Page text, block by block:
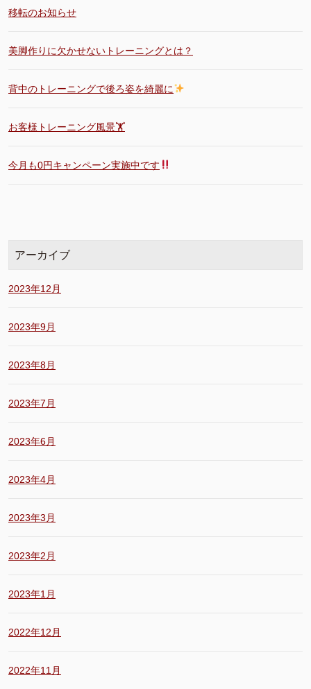
移転のお知らせ
美脚作りに欠かせないトレーニングとは？
背中のトレーニングで後ろ姿を綺麗に
お客様トレーニング風景🏋️
今月も0円キャンペーン実施中です
アーカイブ
2023年12月
2023年9月
2023年8月
2023年7月
2023年6月
2023年4月
2023年3月
2023年2月
2023年1月
2022年12月
2022年11月